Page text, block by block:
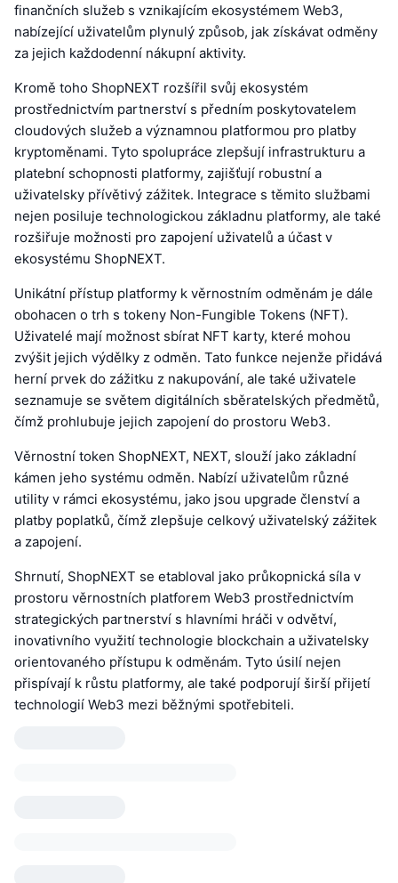
finančních služeb s vznikajícím ekosystémem Web3,
nabízející uživatelům plynulý způsob, jak získávat odměny
za jejich každodenní nákupní aktivity.
Kromě toho ShopNEXT rozšířil svůj ekosystém
prostřednictvím partnerství s předním poskytovatelem
cloudových služeb a významnou platformou pro platby
kryptoměnami. Tyto spolupráce zlepšují infrastrukturu a
platební schopnosti platformy, zajišťují robustní a
uživatelsky přívětivý zážitek. Integrace s těmito službami
nejen posiluje technologickou základnu platformy, ale také
rozšiřuje možnosti pro zapojení uživatelů a účast v
ekosystému ShopNEXT.
Unikátní přístup platformy k věrnostním odměnám je dále
obohacen o trh s tokeny Non-Fungible Tokens (NFT).
Uživatelé mají možnost sbírat NFT karty, které mohou
zvýšit jejich výdělky z odměn. Tato funkce nejenže přidává
herní prvek do zážitku z nakupování, ale také uživatele
seznamuje se světem digitálních sběratelských předmětů,
čímž prohlubuje jejich zapojení do prostoru Web3.
Věrnostní token ShopNEXT, NEXT, slouží jako základní
kámen jeho systému odměn. Nabízí uživatelům různé
utility v rámci ekosystému, jako jsou upgrade členství a
platby poplatků, čímž zlepšuje celkový uživatelský zážitek
a zapojení.
Shrnutí, ShopNEXT se etabloval jako průkopnická síla v
prostoru věrnostních platforem Web3 prostřednictvím
strategických partnerství s hlavními hráči v odvětví,
inovativního využití technologie blockchain a uživatelsky
orientovaného přístupu k odměnám. Tyto úsilí nejen
přispívají k růstu platformy, ale také podporují širší přijetí
technologií Web3 mezi běžnými spotřebiteli.